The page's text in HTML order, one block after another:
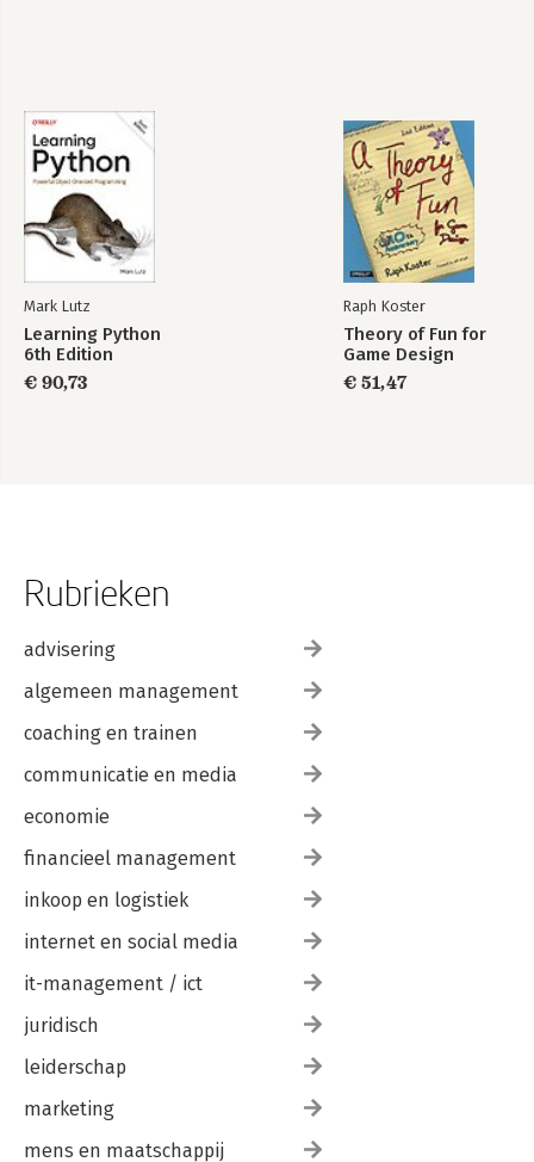
Mark Lutz
Learning Python
6th Edition
€ 90,73
Raph Koster
Theory of Fun for
Game Design
€ 51,47
Rubrieken
advisering
algemeen management
coaching en trainen
communicatie en media
economie
financieel management
inkoop en logistiek
internet en social media
it-management / ict
juridisch
leiderschap
marketing
mens en maatschappij